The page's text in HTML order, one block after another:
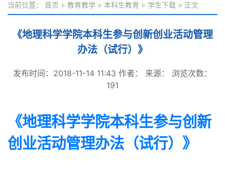
当前位置： 首页 > 教育教学 > 本科生教育 > 学生下载 > 正文
《地理科学学院本科生参与创新创业活动管理
办法（试行）》
发布时间：2018-11-14 11:43 作者： 来源：
浏览次数：
191
《地理科学学院本科生参与创新
创业活动管理办法（试行）》